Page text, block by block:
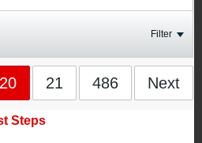
Filter
20 21 486 Next
Steps